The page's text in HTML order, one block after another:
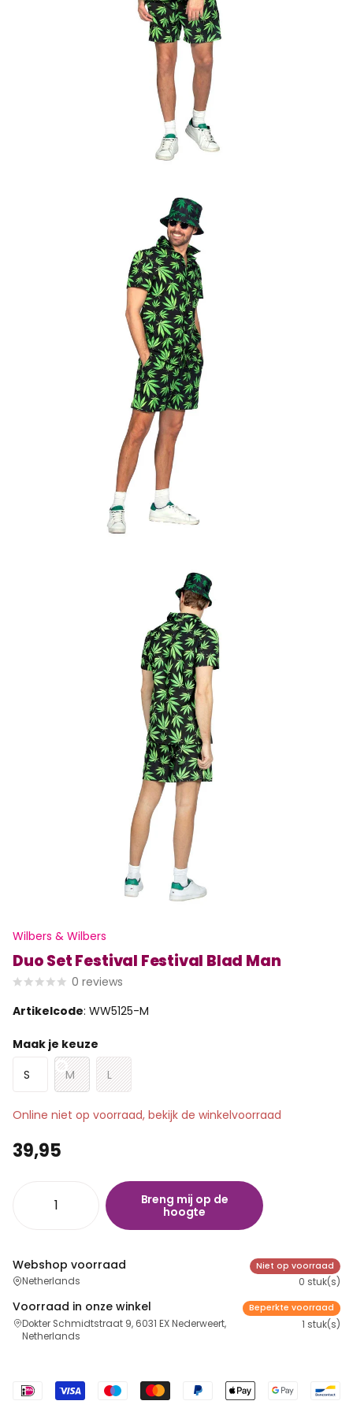
Wilbers & Wilbers
Duo Set Festival Festival Blad Man
0 reviews
Artikelcode: WW5125-M
Maak je keuze
S
M L
Online niet op voorraad, bekijk de winkelvoorraad
39,95
Breng mij op de
hoogte
Webshop voorraad
Netherlands
Niet op voorraad
0 stuk(s)
Voorraad in onze winkel
Dokter Schmidtstraat 9, 6031 EX Nederweert,
Netherlands
Beperkte voorraad
1 stuk(s)